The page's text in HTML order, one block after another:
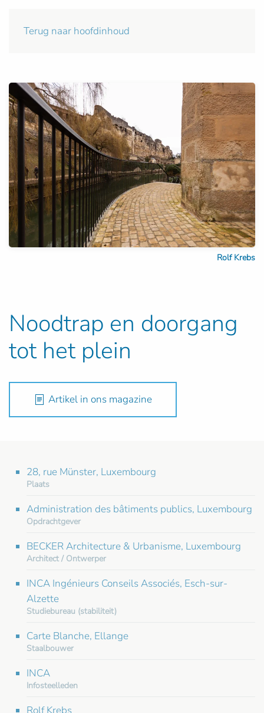
Terug naar hoofdinhoud
Rolf Krebs
Noodtrap en doorgang
tot het plein
Artikel in ons magazine
28, rue Münster, Luxembourg
Plaats
Administration des bâtiments publics, Luxembourg
Opdrachtgever
BECKER Architecture & Urbanisme, Luxembourg
Architect / Ontwerper
INCA Ingénieurs Conseils Associés, Esch-sur-
Alzette
Studiebureau (stabiliteit)
Carte Blanche, Ellange
Staalbouwer
INCA
Infosteelleden
Rolf Krebs